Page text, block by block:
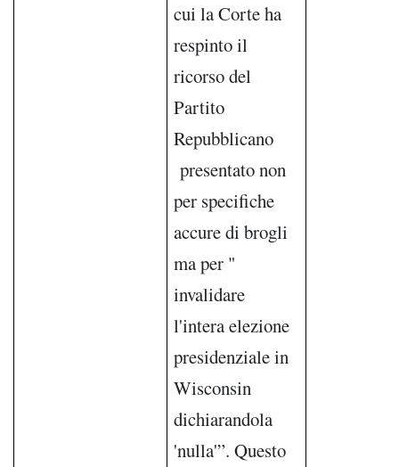
cui la Corte ha
respinto il
ricorso del
Partito
Repubblicano
presentato non
per specifiche
accure di brogli
ma per "
invalidare
l'intera elezione
presidenziale in
Wisconsin
dichiarandola
'nulla'”. Questo